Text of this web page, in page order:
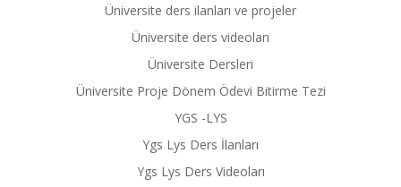
Üniversite ders ilanları ve projeler
Üniversite ders videoları
Üniversite Dersleri
Üniversite Proje Dönem Ödevi Bitirme Tezi
YGS -LYS
Ygs Lys Ders İlanları
Ygs Lys Ders Videoları